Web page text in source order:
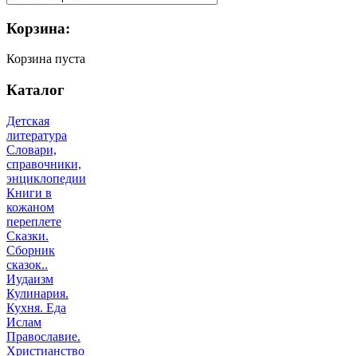
Корзина:
Корзина пуста
Каталог
Детская
литература
Словари,
справочники,
энциклопедии
Книги в
кожаном
переплете
Сказки.
Сборник
сказок..
Иудаизм
Кулинария.
Кухня. Еда
Ислам
Православие.
Христианство